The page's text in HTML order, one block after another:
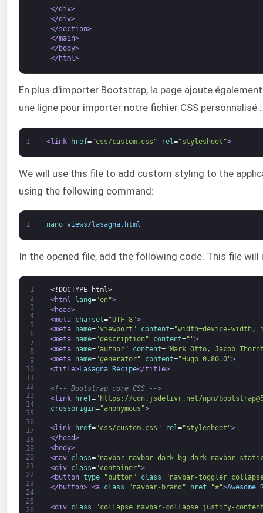
</div>
</div>
</section>
</main>
</body>
</html>
En plus d'importer Bootstrap, la page ajoute
une ligne pour importer notre fichier CSS personnalisé :
1 <link href="css/custom.css" rel ="stylesheet">
We will use this file to add custom styling to the
using the following command:
1 nano views/ lasagna. html
In the opened file, add the following code. This file
1
2
3
4
5
6
7
8
9
10
11
12
13
14
15
16
17
18
19
20
21
22
23
24
25
26
<!DOCTYPE html>
<html
lang="en">
<head>
<meta charset="UTF-8">
<meta name="viewport" content="width=device-
<meta name="description" content="">
<meta name="author" content="Mark Otto, Jacob
<meta name="generator" content="Hugo 0.80.0">
<title>Lasagna Recipe</title>
<!-- Bootstrap core CSS -->
<link
href="https://cdn.jsdelivr.net/npm/
crossorigin="anonymous">
<link href="css/custom.css" rel="stylesheet">
</head>
<body>
<nav class="navbar navbar-dark bg-dark navbar-
<div class="container">
<button type="button" class="navbar-toggler
</button> <a class="navbar-brand" href="#">Awesome
<div class="collapse navbar-collapse justify-